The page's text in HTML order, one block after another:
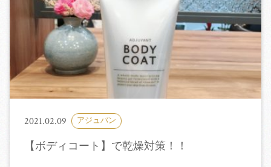
2021.02.09 アジュバン
【ボディコート】で乾燥対策！！